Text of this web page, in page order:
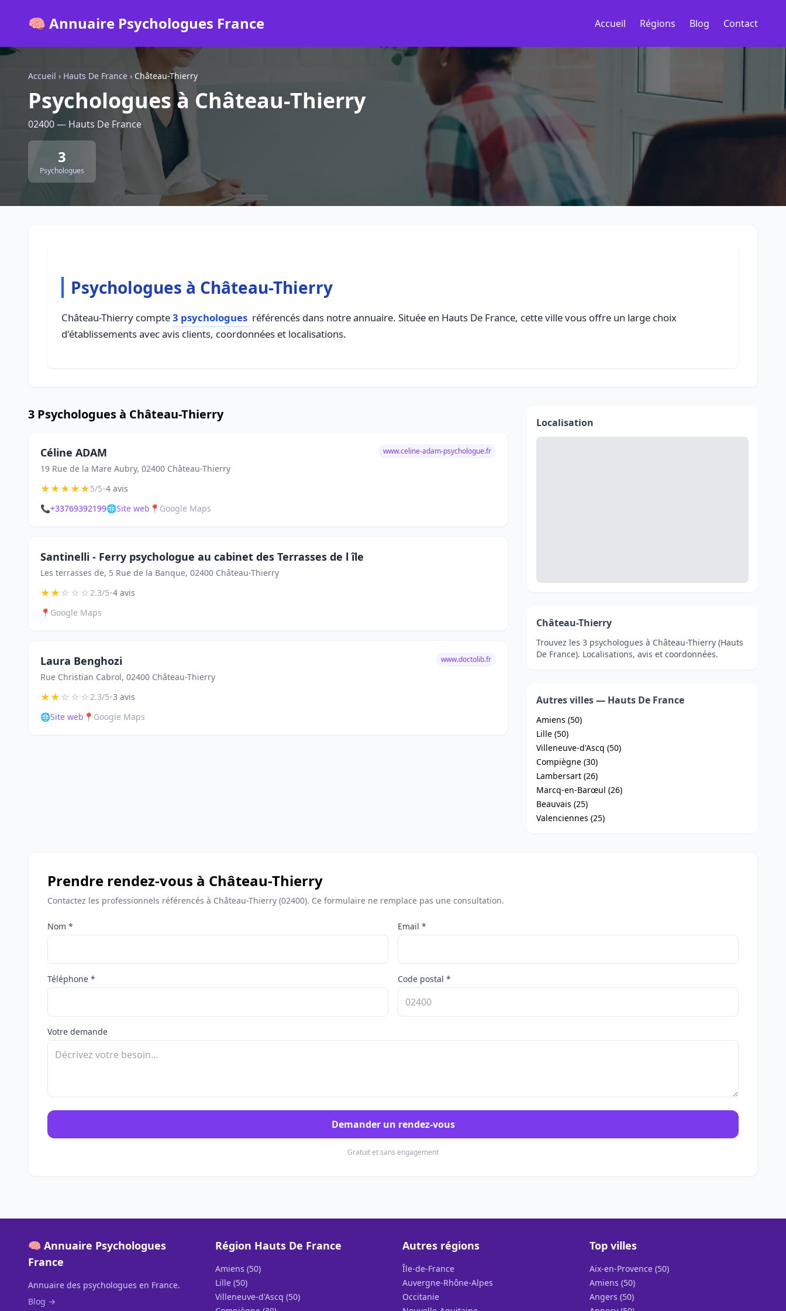
🧠 Annuaire Psychologues France Accueil Régions Blog Contact
Accueil › Hauts De France › Château-Thierry
Psychologues à Château-Thierry
02400 — Hauts De France
3
Psychologues
Psychologues à Château-Thierry
Château-Thierry compte3 psychologues référencés dans notre annuaire. Située en Hauts De France, cette ville vous offre un large choix
d'établissements avec avis clients, coordonnées et localisations.
3 Psychologues à Château-Thierry
Céline ADAM
19 Rue de la Mare Aubry, 02400 Château-Thierry
www.celine-adam-psychologue.fr
★★★★★5/5•4 avis
📞+33769392199🌐Site web 📍 Google Maps
Santinelli - Ferry psychologue au cabinet des Terrasses de l île
Les terrasses de, 5 Rue de la Banque, 02400 Château-Thierry
★★☆☆☆2.3/5•4 avis
📍 Google Maps
Laura Benghozi
Rue Christian Cabrol, 02400 Château-Thierry
www.doctolib.fr
★★☆☆☆2.3/5•3 avis
🌐Site web 📍 Google Maps
Localisation
Château-Thierry
Trouvez les 3 psychologues à Château-Thierry (Hauts
De France). Localisations, avis et coordonnées.
Autres villes — Hauts De France
Amiens (50)
Lille (50)
Villeneuve-d'Ascq (50)
Compiègne (30)
Lambersart (26)
Marcq-en-Barœul (26)
Beauvais (25)
Valenciennes (25)
Prendre rendez-vous à Château-Thierry
Contactez les professionnels référencés à Château-Thierry (02400). Ce formulaire ne remplace pas une consultation.
Nom * Email *
Téléphone * Code postal *
Votre demande
Demander un rendez-vous
Gratuit et sans engagement
🧠 Annuaire Psychologues
France
Annuaire des psychologues en France.
Blog →
Région Hauts De France
Amiens (50)
Lille (50)
Villeneuve-d'Ascq (50)
Autres régions
Île-de-France
Auvergne-Rhône-Alpes
Occitanie
Top villes
Aix-en-Provence (50)
Amiens (50)
Angers (50)